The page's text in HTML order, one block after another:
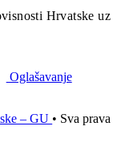
Hrvatske uz
Oglašavanje
– GU • Sva prava